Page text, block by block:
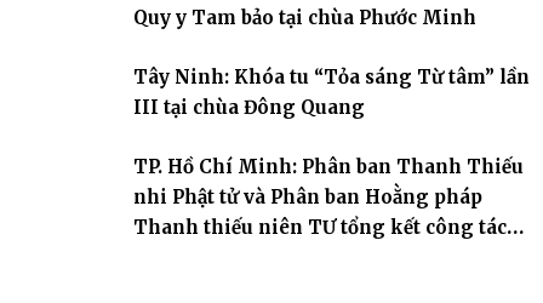
trang quý báu, gieo những hạt giống thiện l
Quy y Tam bảo tại chùa Phước Minh
Tây Ninh: Khóa tu “Tỏa sáng Từ tâm” lần
III tại chùa Đông Quang
TP. Hồ Chí Minh: Phân ban Thanh Thiếu
nhi Phật tử và Phân ban Hoằng pháp
Thanh thiếu niên TƯ tổng kết công tác